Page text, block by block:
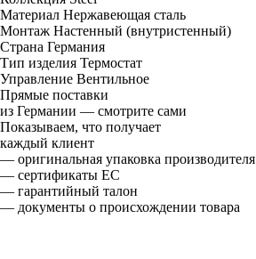
Материал Нержавеющая сталь
Монтаж Настенный (внутристенный)
Страна Германия
Тип изделия Термостат
Управление Вентильное
Прямые поставки
из Германии — смотрите сами
Показываем, что получает
каждый клиент
— оригинальная упаковка производителя
— сертификаты ЕС
— гарантийный талон
— документы о происхождении товара